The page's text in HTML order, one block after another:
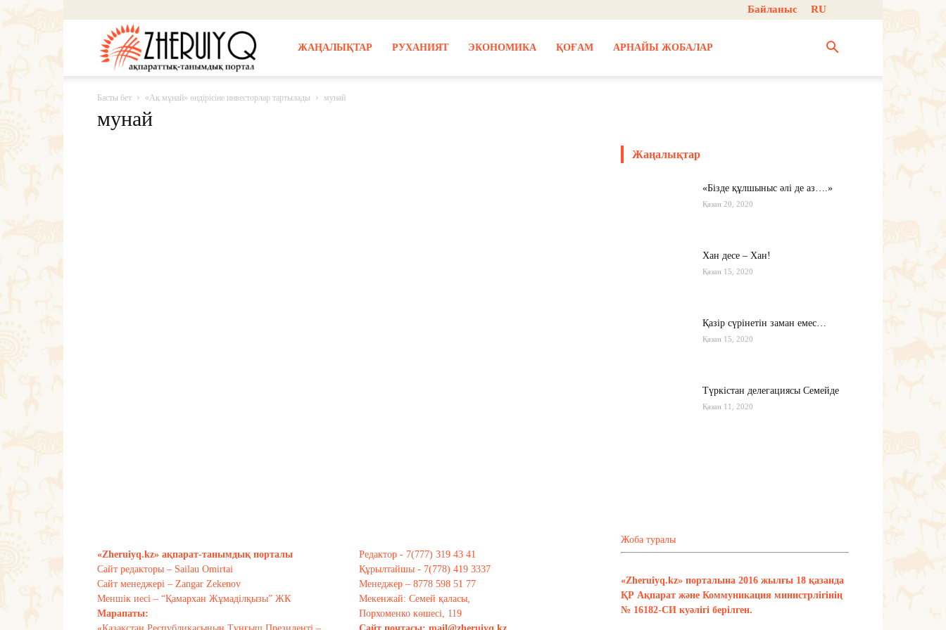
Байланыс RU
ЖАҢАЛЫҚТАР РУХАНИЯТ ЭКОНОМИКА ҚОҒАМ АРНАЙЫ ЖОБАЛАР
Басты бет «Ақ мұнай» өндірісіне инвесторлар тартылады мунай
мунай
Жаңалықтар
«Бізде құлшыныс әлі де аз….»
Қазан 20, 2020
Хан десе – Хан!
Қазан 15, 2020
Қазір сүрінетін заман емес…
Қазан 15, 2020
Түркістан делегациясы Семейде
Қазан 11, 2020
«Zheruiyq.kz» ақпарат-танымдық порталы
Сайт редакторы – Sailau Omirtai
Сайт менеджері – Zangar Zekenov
Меншік иесі – “Қамархан Жұмаділқызы” ЖК
Марапаты:
Редактор - 7(777) 319 43 41
Құрылтайшы - 7(778) 419 3337
Менеджер – 8778 598 51 77
Мекенжай: Семей қаласы,
Порхоменко көшесі, 119
Жоба туралы
«Zheruiyq.kz» порталына 2016 жылғы 18 қазанда
ҚР Ақпарат және Коммуникация министрлігінің
№ 16182-СИ куәлігі берілген.